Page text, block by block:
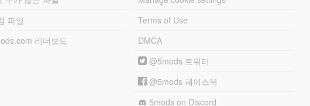
파일
리더보드
Terms of Use
DMCA
@5mods 트위터
@5mods 페이스북
5mods on Discord